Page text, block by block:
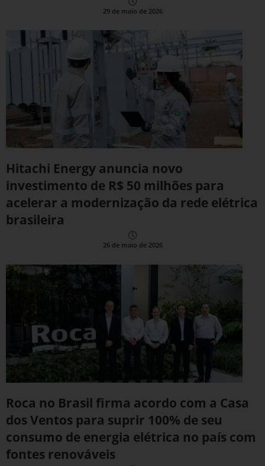
29 de maio de 2026
Hitachi Energy anuncia novo
investimento de R$ 50 milhões para
acelerar a modernização da rede elétrica
brasileira
26 de maio de 2026
Roca no Brasil firma acordo com a Casa
dos Ventos para suprir 100% de seu
consumo de energia elétrica no país com
fontes renováveis